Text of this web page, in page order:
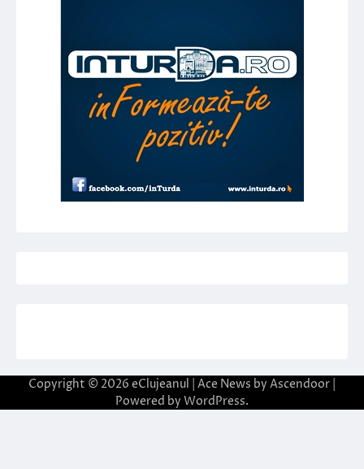
Copyright © 2026 eClujeanul | Ace News by Ascendoor
Powered by WordPress.